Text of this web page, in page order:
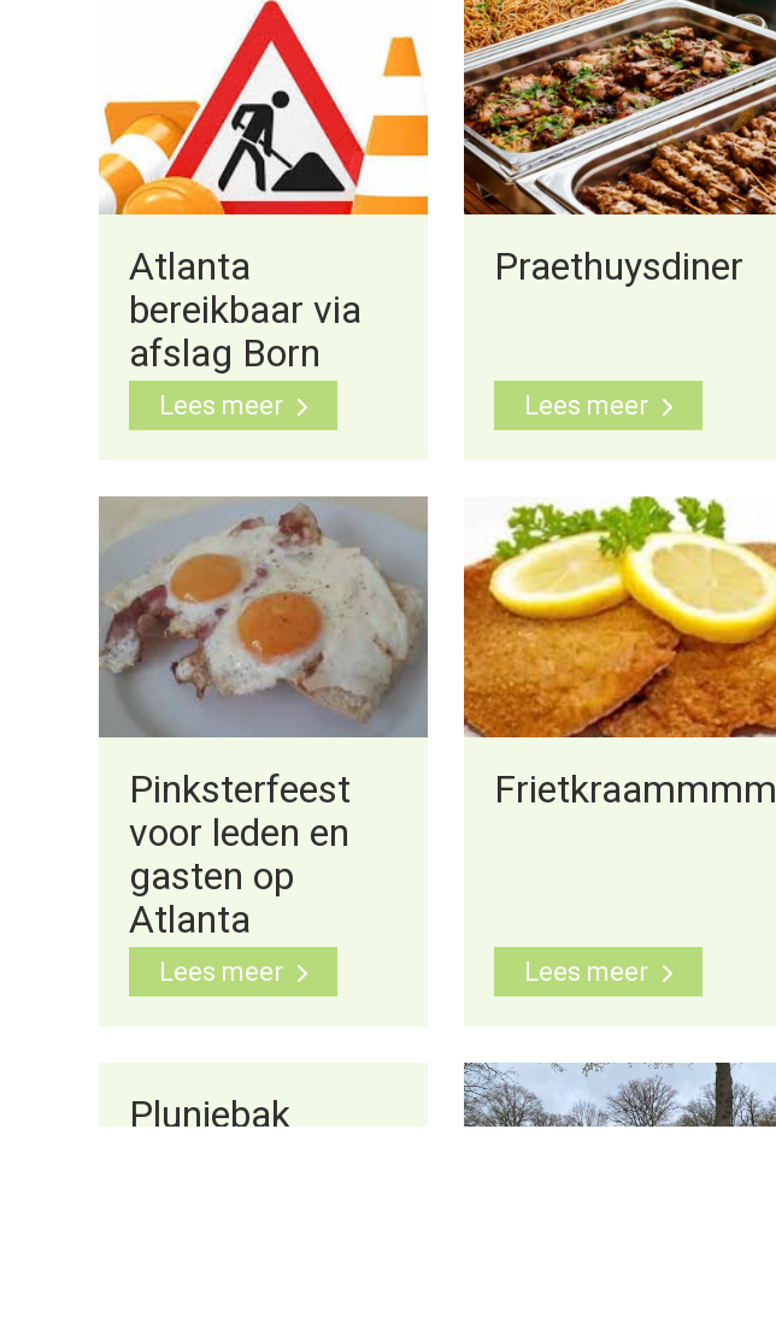
Atlanta
bereikbaar via
afslag Born
Lees meer
Praethuysdiner
Lees meer
Pinksterfeest
voor leden en
gasten op
Atlanta
Lees meer
Frietkraammmm
Lees meer
Plunjebak